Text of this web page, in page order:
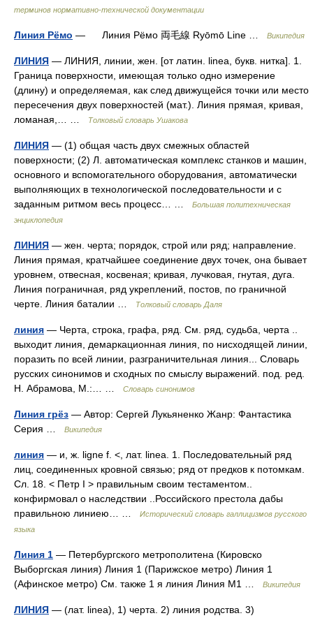
терминов нормативно-технической документации
Линия Рёмо — Линия Рёмо 両毛線 Ryōmō Line … Википедия
ЛИНИЯ — ЛИНИЯ, линии, жен. [от латин. linea, букв. нитка]. 1.
Граница поверхности, имеющая только одно измерение
(длину) и определяемая, как след движущейся точки или место
пересечения двух поверхностей (мат.). Линия прямая, кривая,
ломаная,… …
Толковый словарь Ушакова
ЛИНИЯ — (1) общая часть двух смежных областей
поверхности; (2) Л. автоматическая комплекс станков и машин,
основного и вспомогательного оборудования, автоматически
выполняющих в технологической последовательности и с
заданным ритмом весь процесс… …
Большая политехническая
энциклопедия
ЛИНИЯ — жен. черта; порядок, строй или ряд; направление.
Линия прямая, кратчайшее соединение двух точек, она бывает
уровнем, отвесная, косвеная; кривая, лучковая, гнутая, дуга.
Линия пограничная, ряд укреплений, постов, по граничной
черте. Линия баталии …
Толковый словарь Даля
линия — Черта, строка, графа, ряд. См. ряд, судьба, черта ..
выходит линия, демаркационная линия, по нисходящей линии,
поразить по всей линии, разграничительная линия... Словарь
русских синонимов и сходных по смыслу выражений. под. ред.
Н. Абрамова, М.:… …
Словарь синонимов
Линия грёз — Автор: Сергей Лукьяненко Жанр: Фантастика
Серия …
Википедия
линия — и, ж. ligne f. <, лат. linea. 1. Последовательный ряд
лиц, соединенных кровной связью; ряд от предков к потомкам.
Сл. 18. < Петр I > правильным своим тестаментом..
конфирмовал о наследствии ..Российского престола дабы
правильною линиею… …
Исторический словарь галлицизмов русского
языка
Линия 1 — Петербургского метрополитена (Кировско
Выборгская линия) Линия 1 (Парижское метро) Линия 1
(Афинское метро) См. также 1 я линия Линия M1 …
Википедия
ЛИНИЯ — (лат. linea), 1) черта. 2) линия родства. 3)